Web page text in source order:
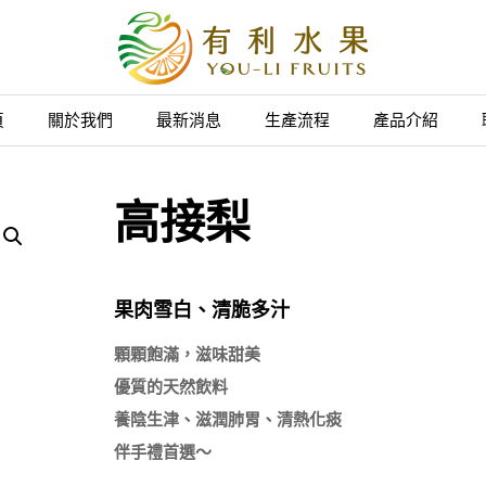
關於我們 最新消息 生產流程 產品介紹
高接梨
果肉雪白、清脆多汁
顆顆飽滿，滋味甜美
優質的天然飲料
養陰生津、滋潤肺胃、清熱化痰
伴手禮首選～